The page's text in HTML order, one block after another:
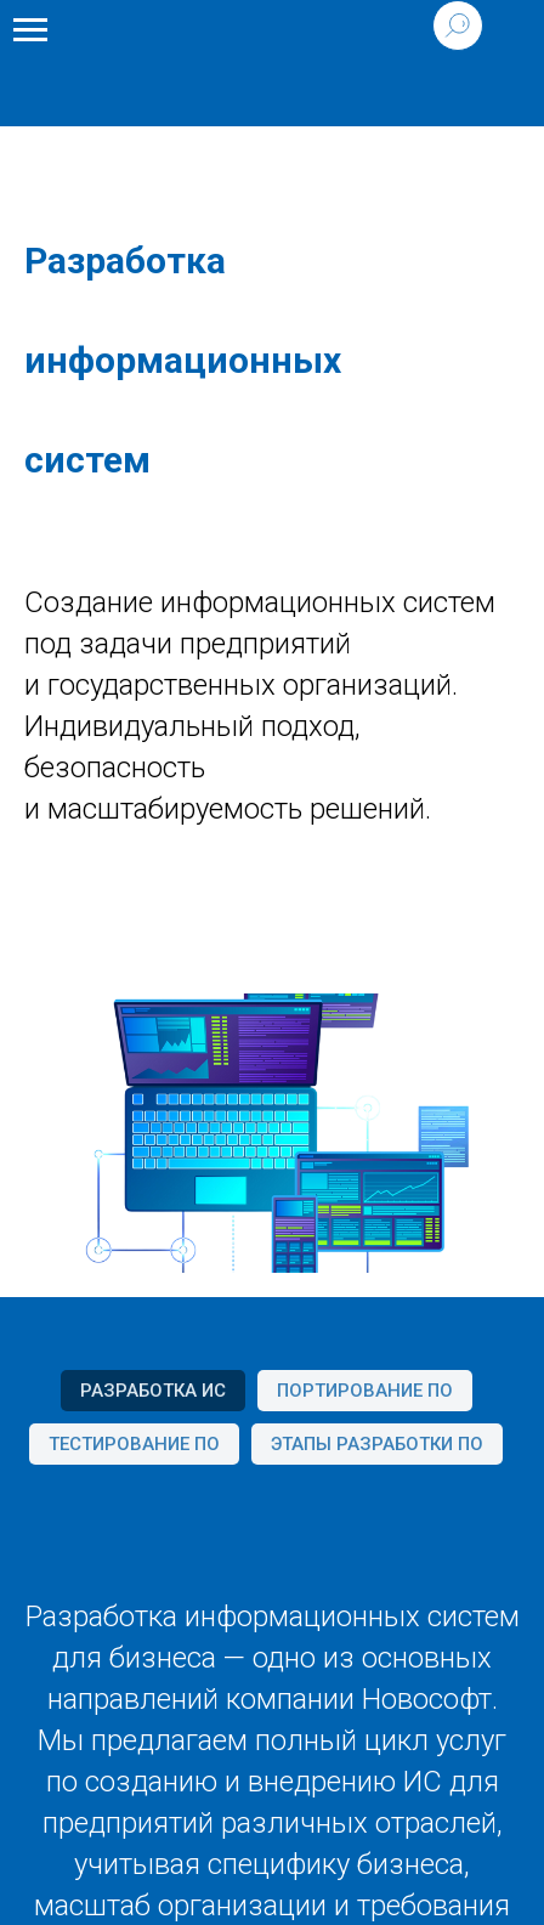
Разработка
информационных
систем
Создание информационных систем
под задачи предприятий
и государственных организаций.
Индивидуальный подход,
безопасность
и масштабируемость решений.
РАЗРАБОТКА ИС ПОРТИРОВАНИЕ ПО
ТЕСТИРОВАНИЕ ПО ЭТАПЫ РАЗРАБОТКИ ПО
Разработка информационных систем
для бизнеса — одно из основных
направлений компании Новософт.
Мы предлагаем полный цикл услуг
по созданию и внедрению ИС для
предприятий различных отраслей,
учитывая специфику бизнеса,
масштаб организации и требования